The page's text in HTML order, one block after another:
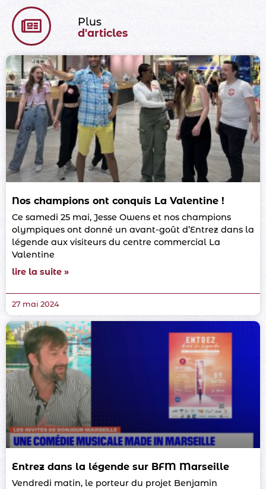
Plus
d'articles
Nos champions ont conquis La Valentine !
Ce samedi 25 mai, Jesse Owens et nos champions
olympiques ont donné un avant-goût d’Entrez dans la
légende aux visiteurs du centre commercial La
Valentine
lire la suite »
27 mai 2024
Entrez dans la légende sur BFM Marseille
Vendredi matin, le porteur du projet Benjamin